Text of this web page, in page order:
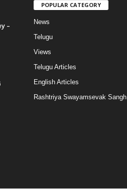
–
POPULAR CATEGORY
News
Telugu
Views
Telugu Articles
English Articles
Rashtriya Swayamsevak Sangh